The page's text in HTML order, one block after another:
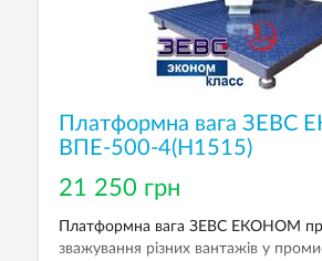
Платформна вага ЗЕВС
ВПЕ-500-4(H1515)
21 250 грн
Платформна вага ЗЕВС ЕКОНОМ
зважування різних вантажів у